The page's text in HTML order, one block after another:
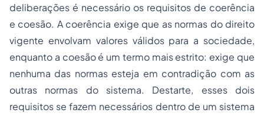
deliberações é necessário os requisitos de coerência
e coesão. A coerência exige que as normas do direito
vigente envolvam valores válidos para a sociedade,
enquanto a coesão é um termo mais estrito: exige que
nenhuma das normas esteja em contradição com as
outras normas do sistema. Destarte, esses dois
requisitos se fazem necessários dentro de um sistema